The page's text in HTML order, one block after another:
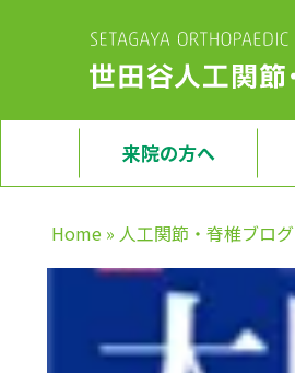
来院の方へ
Home » 人工関節・脊椎ブログ